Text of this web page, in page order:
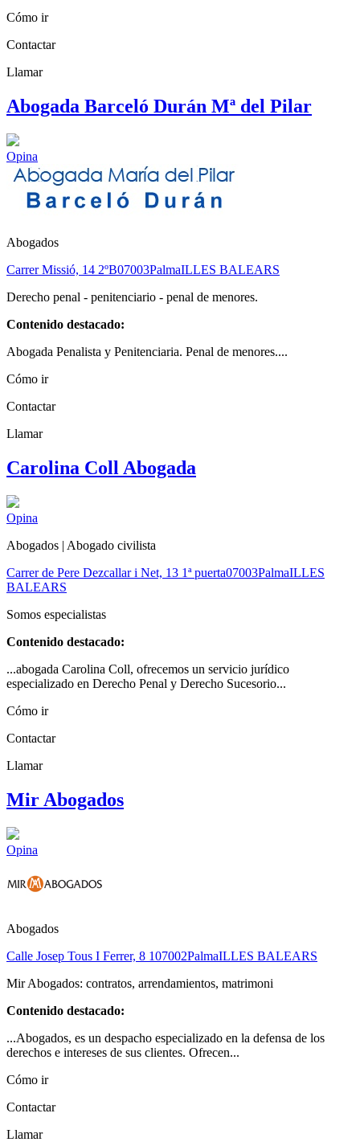
Cómo ir
Contactar
Llamar
Abogada Barceló Durán Mª del Pilar
Opina
Abogados
Carrer Missió, 14 2ºB07003PalmaILLES BALEARS
Derecho penal - penitenciario - penal de menores.
Contenido destacado:
Abogada Penalista y Penitenciaria. Penal de menores....
Cómo ir
Contactar
Llamar
Carolina Coll Abogada
Opina
Abogados | Abogado civilista
Carrer de Pere Dezcallar i Net, 13 1ª puerta07003PalmaILLES
BALEARS
Somos especialistas
Contenido destacado:
...abogada Carolina Coll, ofrecemos un servicio jurídico
especializado en Derecho Penal y Derecho Sucesorio...
Cómo ir
Contactar
Llamar
Mir Abogados
Opina
Abogados
Calle Josep Tous I Ferrer, 8 107002PalmaILLES BALEARS
Mir Abogados: contratos, arrendamientos, matrimoni
Contenido destacado:
...Abogados, es un despacho especializado en la defensa de los
derechos e intereses de sus clientes. Ofrecen...
Cómo ir
Contactar
Llamar